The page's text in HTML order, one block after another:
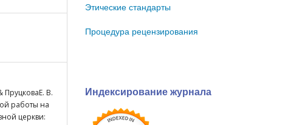
В.
работы на
церкви:
Этические стандарты
Процедура рецензирования
Индексирование журнала